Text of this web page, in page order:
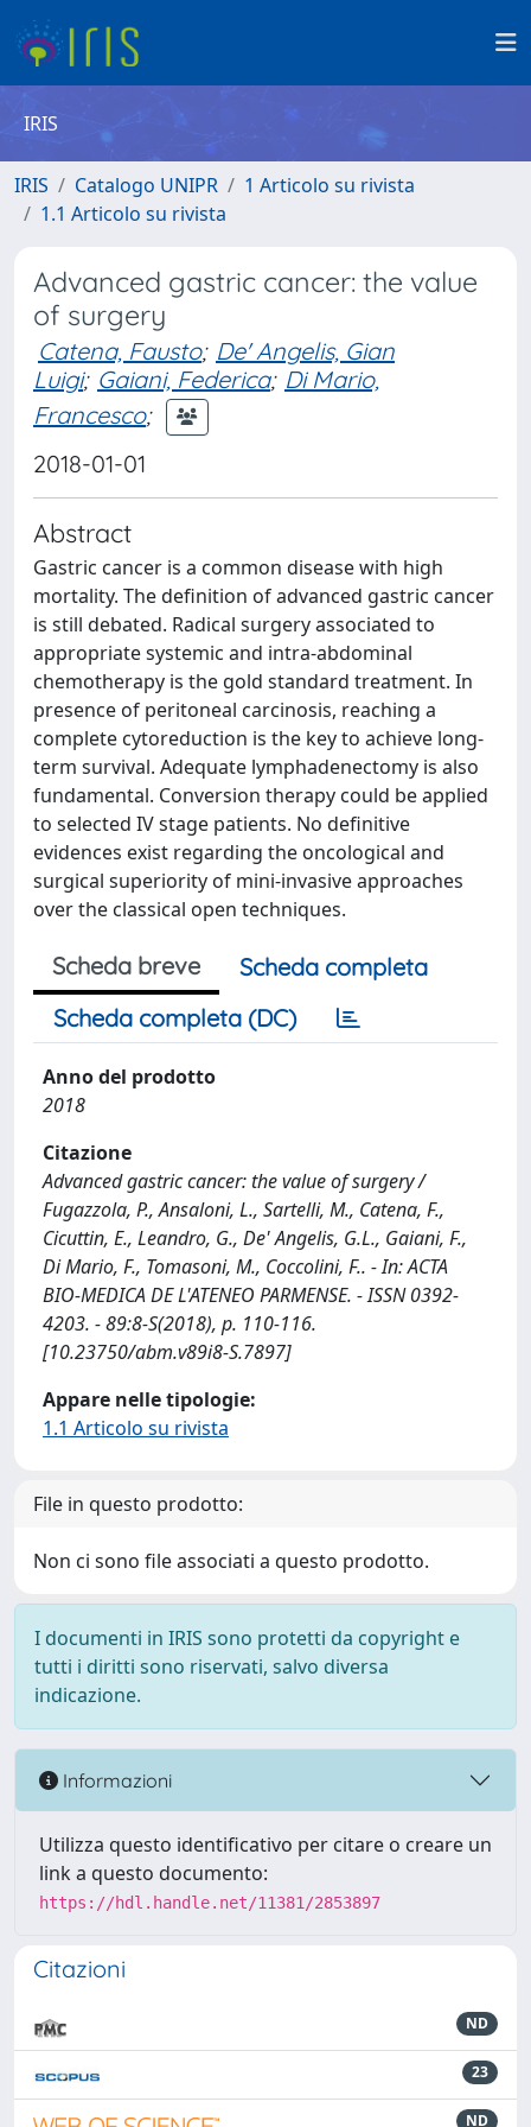
IRIS
IRIS Catalogo UNIPR
1 Articolo su rivista
1.1 Articolo su rivista
Advanced gastric cancer: the value
of surgery
Catena, Fausto; De' Angelis, Gian
Luigi; Gaiani, Federica; Di Mario,
Francesco;
2018-01-01
Abstract
Gastric cancer is a common disease with high
mortality. The definition of advanced gastric cancer
is still debated. Radical surgery associated to
appropriate systemic and intra-abdominal
chemotherapy is the gold standard treatment. In
presence of peritoneal carcinosis, reaching a
complete cytoreduction is the key to achieve long-
term survival. Adequate lymphadenectomy is also
fundamental. Conversion therapy could be applied
to selected IV stage patients. No definitive
evidences exist regarding the oncological and
surgical superiority of mini-invasive approaches
over the classical open techniques.
Scheda breve
Scheda completa
Scheda completa (DC)
Anno del prodotto
2018
Citazione
Advanced gastric cancer: the value of surgery /
Fugazzola, P., Ansaloni, L., Sartelli, M., Catena, F.,
Cicuttin, E., Leandro, G., De' Angelis, G.L., Gaiani, F.,
Di Mario, F., Tomasoni, M., Coccolini, F.. - In: ACTA
BIO-MEDICA DE L'ATENEO PARMENSE. - ISSN 0392-
4203. - 89:8-S(2018), p. 110-116.
[10.23750/abm.v89i8-S.7897]
Appare nelle tipologie:
1.1 Articolo su rivista
File in questo prodotto:
Non ci sono file associati a questo prodotto.
I documenti in IRIS sono protetti da copyright e
tutti i diritti sono riservati, salvo diversa
indicazione.
Informazioni
Utilizza questo identificativo per citare o creare un
link a questo documento:
https://hdl.handle.net/11381/2853897
Citazioni
ND
23
ND